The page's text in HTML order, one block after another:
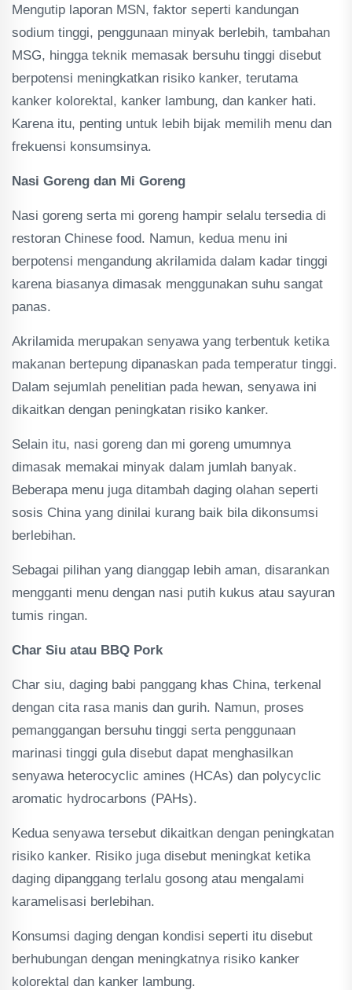
Mengutip laporan MSN, faktor seperti kandungan
sodium tinggi, penggunaan minyak berlebih, tambahan
MSG, hingga teknik memasak bersuhu tinggi disebut
berpotensi meningkatkan risiko kanker, terutama
kanker kolorektal, kanker lambung, dan kanker hati.
Karena itu, penting untuk lebih bijak memilih menu dan
frekuensi konsumsinya.
Nasi Goreng dan Mi Goreng
Nasi goreng serta mi goreng hampir selalu tersedia di
restoran Chinese food. Namun, kedua menu ini
berpotensi mengandung akrilamida dalam kadar tinggi
karena biasanya dimasak menggunakan suhu sangat
panas.
Akrilamida merupakan senyawa yang terbentuk ketika
makanan bertepung dipanaskan pada temperatur tinggi.
Dalam sejumlah penelitian pada hewan, senyawa ini
dikaitkan dengan peningkatan risiko kanker.
Selain itu, nasi goreng dan mi goreng umumnya
dimasak memakai minyak dalam jumlah banyak.
Beberapa menu juga ditambah daging olahan seperti
sosis China yang dinilai kurang baik bila dikonsumsi
berlebihan.
Sebagai pilihan yang dianggap lebih aman, disarankan
mengganti menu dengan nasi putih kukus atau sayuran
tumis ringan.
Char Siu atau BBQ Pork
Char siu, daging babi panggang khas China, terkenal
dengan cita rasa manis dan gurih. Namun, proses
pemanggangan bersuhu tinggi serta penggunaan
marinasi tinggi gula disebut dapat menghasilkan
senyawa heterocyclic amines (HCAs) dan polycyclic
aromatic hydrocarbons (PAHs).
Kedua senyawa tersebut dikaitkan dengan peningkatan
risiko kanker. Risiko juga disebut meningkat ketika
daging dipanggang terlalu gosong atau mengalami
karamelisasi berlebihan.
Konsumsi daging dengan kondisi seperti itu disebut
berhubungan dengan meningkatnya risiko kanker
kolorektal dan kanker lambung.